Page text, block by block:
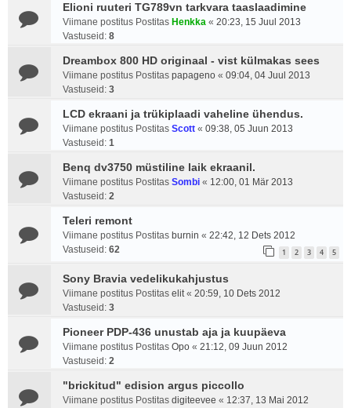
Elioni ruuteri TG789vn tarkvara taaslaadimine
Viimane postitus Postitas Henkka « 20:23, 15 Juul 2013
Vastuseid: 8
Dreambox 800 HD originaal - vist külmakas sees
Viimane postitus Postitas papageno « 09:04, 04 Juul 2013
Vastuseid: 3
LCD ekraani ja trükiplaadi vaheline ühendus.
Viimane postitus Postitas Scott « 09:38, 05 Juun 2013
Vastuseid: 1
Benq dv3750 müstiline laik ekraanil.
Viimane postitus Postitas Sombi « 12:00, 01 Mär 2013
Vastuseid: 2
Teleri remont
Viimane postitus Postitas burnin « 22:42, 12 Dets 2012
Vastuseid: 62 1 2 3 4 5
Sony Bravia vedelikukahjustus
Viimane postitus Postitas elit« 20:59, 10 Dets 2012
Vastuseid: 3
Pioneer PDP-436 unustab aja ja kuupäeva
Viimane postitus Postitas Opo « 21:12, 09 Juun 2012
Vastuseid: 2
"brickitud" edision argus piccollo
Viimane postitus Postitas digiteevee « 12:37, 13 Mai 2012